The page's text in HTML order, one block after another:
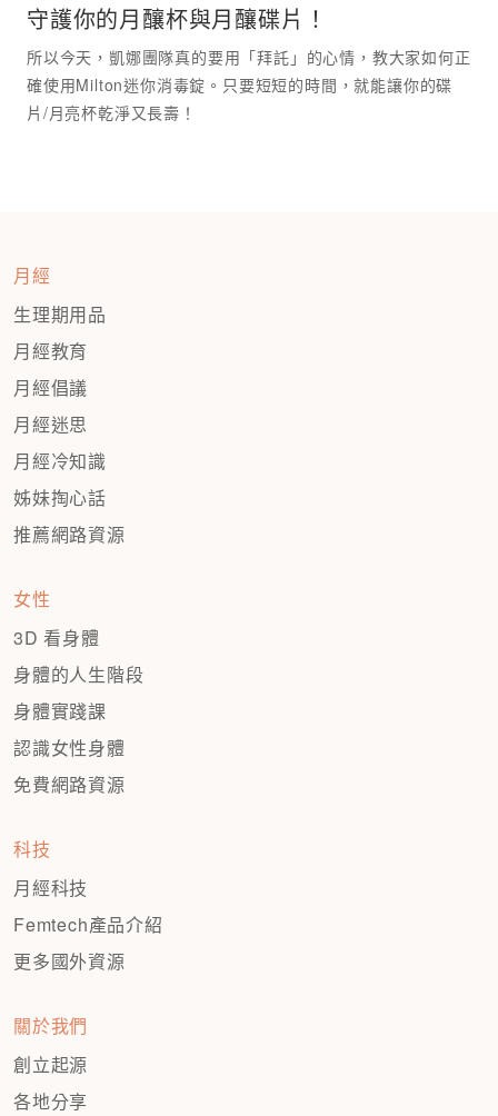
守護你的月釀杯與月釀碟片！
所以今天，凱娜團隊真的要用「拜託」的心情，教大家如何正
確使用Milton迷你消毒錠。只要短短的時間，就能讓你的碟
月經
生理期用品
月經教育
月經倡議
月經迷思
月經冷知識
姊妹掏心話
推薦網路資源
女性
3D 看身體
身體的人生階段
身體實踐課
認識女性身體
免費網路資源
科技
月經科技
Femtech產品介紹
更多國外資源
關於我們
創立起源
各地分享